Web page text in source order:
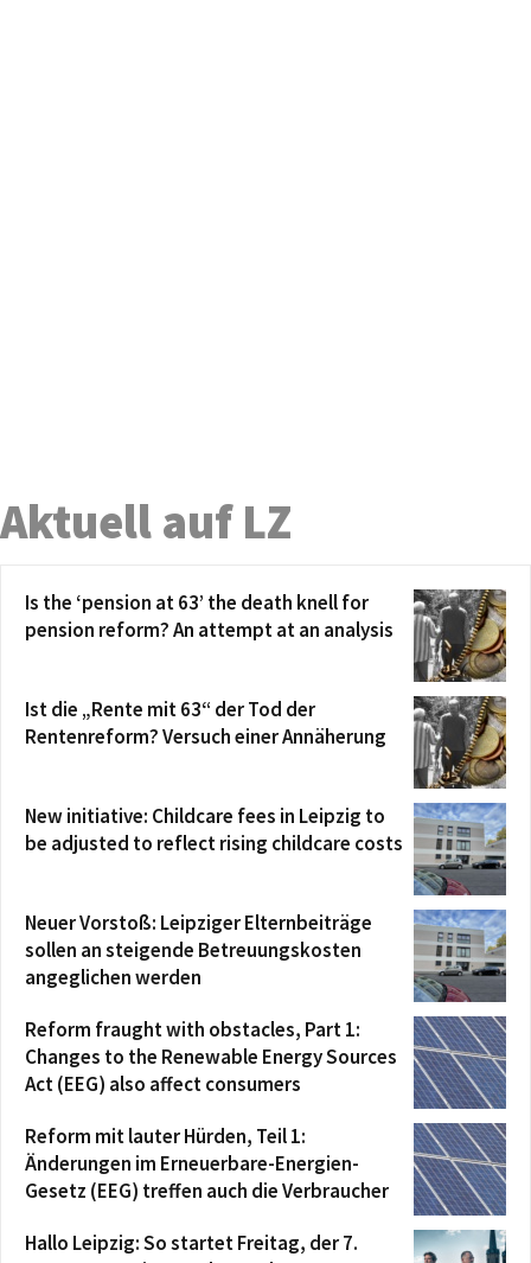
Aktuell auf LZ
Is the ‘pension at 63’ the death knell for
pension reform? An attempt at an analysis
Ist die „Rente mit 63“ der Tod der
Rentenreform? Versuch einer Annäherung
New initiative: Childcare fees in Leipzig to
be adjusted to reflect rising childcare costs
Neuer Vorstoß: Leipziger Elternbeiträge
sollen an steigende Betreuungskosten
angeglichen werden
Reform fraught with obstacles, Part 1:
Changes to the Renewable Energy Sources
Act (EEG) also affect consumers
Reform mit lauter Hürden, Teil 1:
Änderungen im Erneuerbare-Energien-
Gesetz (EEG) treffen auch die Verbraucher
Hallo Leipzig: So startet Freitag, der 7.